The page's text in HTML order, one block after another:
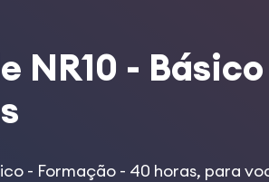
NR10 -
- Formação - 40 horas, para